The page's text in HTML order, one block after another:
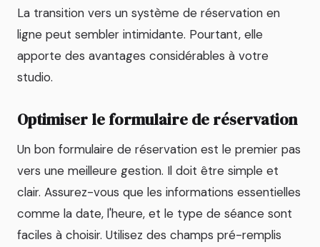
La transition vers un système de réservation en
ligne peut sembler intimidante. Pourtant, elle
apporte des avantages considérables à votre
studio.
Optimiser le formulaire de réservation
Un bon formulaire de réservation est le premier pas
vers une meilleure gestion. Il doit être simple et
clair. Assurez-vous que les informations essentielles
comme la date, l'heure, et le type de séance sont
faciles à choisir. Utilisez des champs pré-remplis